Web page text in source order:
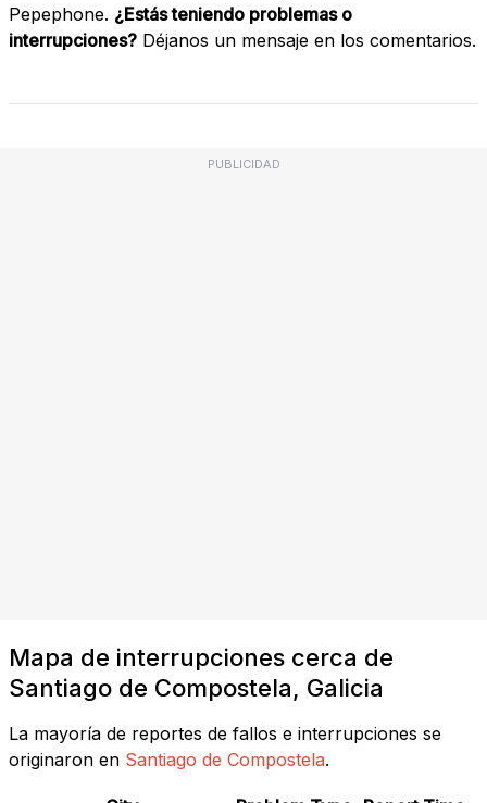
Pepephone. ¿Estás teniendo problemas o
interrupciones? Déjanos un mensaje en los comentarios.
PUBLICIDAD
Mapa de interrupciones cerca de
Santiago de Compostela, Galicia
La mayoría de reportes de fallos e interrupciones se
originaron en Santiago de Compostela.